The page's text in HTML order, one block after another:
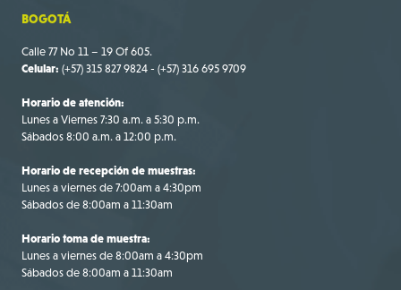
BOGOTÁ
Calle 77 No 11 – 19 Of 605.
Celular: (+57) 315 827 9824 - (+57) 316 695 9709
Horario de atención:
Lunes a Viernes 7:30 a.m. a 5:30 p.m.
Sábados 8:00 a.m. a 12:00 p.m.
Horario de recepción de muestras:
Lunes a viernes de 7:00am a 4:30pm
Sábados de 8:00am a 11:30am
Horario toma de muestra:
Lunes a viernes de 8:00am a 4:30pm
Sábados de 8:00am a 11:30am